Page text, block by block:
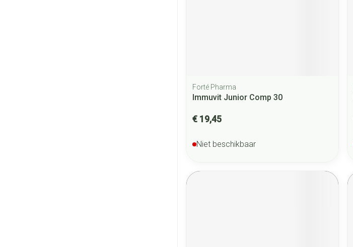
Forté Pharma
Immuvit Junior Comp 30
€ 19,45
Niet beschikbaar